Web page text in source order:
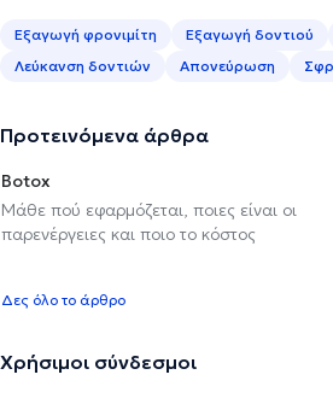
Εξαγωγή φρονιμίτη Εξαγωγή δοντιού
Λεύκανση δοντιών
Απονεύρωση
Προτεινόμενα άρθρα
Botox
Μάθε πού εφαρμόζεται, ποιες είναι οι
παρενέργειες και ποιο το κόστος
Δες όλο το άρθρο
Χρήσιμοι σύνδεσμοι